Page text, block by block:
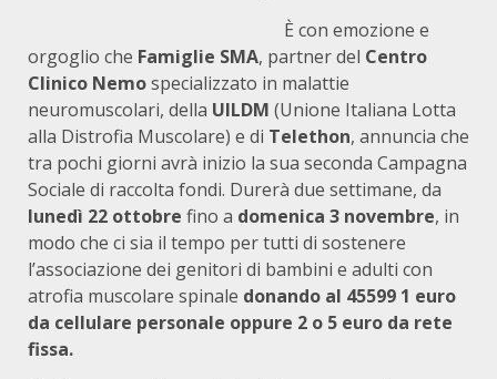
È con emozione e
orgoglio che Famiglie SMA, partner del Centro
Clinico Nemospecializzato in malattie
neuromuscolari, della UILDM (Unione Italiana Lotta
alla Distrofia Muscolare) e di Telethon, annuncia che
tra pochi giorni avrà inizio la sua seconda Campagna
Sociale di raccolta fondi. Durerà due settimane, da
lunedì 22 ottobre fino a domenica 3 novembre, in
modo che ci sia il tempo per tutti di sostenere
l’associazione dei genitori di bambini e adulti con
atrofia muscolare spinale donando al 45599 1 euro
da cellulare personale oppure 2 o 5 euro da rete
fissa.